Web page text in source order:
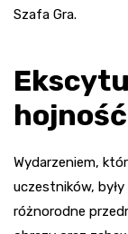
Szafa Gra.
Wydarzeniem,
uczestników,
różnorodne